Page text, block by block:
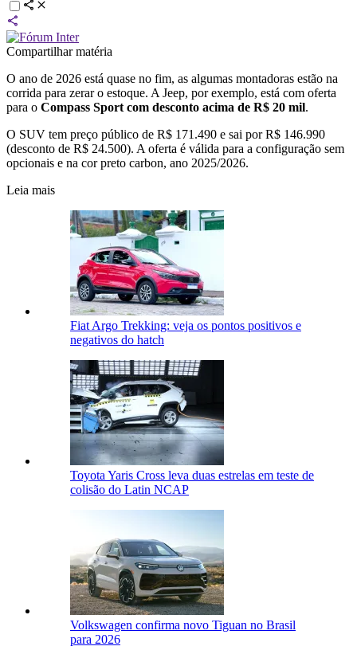
Compartilhar matéria
O ano de 2026 está quase no fim, as algumas montadoras estão na
corrida para zerar o estoque. A Jeep, por exemplo, está com oferta
para o Compass Sport com desconto acima de R$ 20 mil.
O SUV tem preço público de R$ 171.490 e sai por R$ 146.990
(desconto de R$ 24.500). A oferta é válida para a configuração sem
opcionais e na cor preto carbon, ano 2025/2026.
Leia mais
Fiat Argo Trekking: veja os pontos positivos e
negativos do hatch
Toyota Yaris Cross leva duas estrelas em teste de
colisão do Latin NCAP
Volkswagen confirma novo Tiguan no Brasil
para 2026